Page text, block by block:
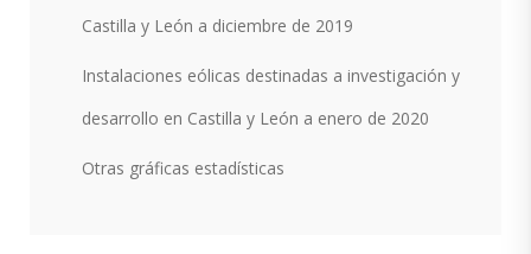
Castilla y León a diciembre de 2019
Instalaciones eólicas destinadas a investigación y
desarrollo en Castilla y León a enero de 2020
Otras gráficas estadísticas